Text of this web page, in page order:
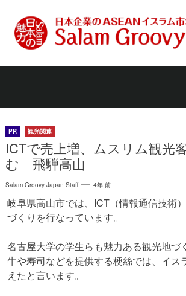
content
PR 観光関連
ICTで売上増、ムスリム観光
む 飛騨高山
Salam Groovy Japan Staff 4年 前
岐阜県高山市では、ICT（情報通信技術
づくりを行なっています。
名古屋大学の学生らも魅力ある観光地づ
牛や寿司などを提供する梗絲では、イス
えたと言います。